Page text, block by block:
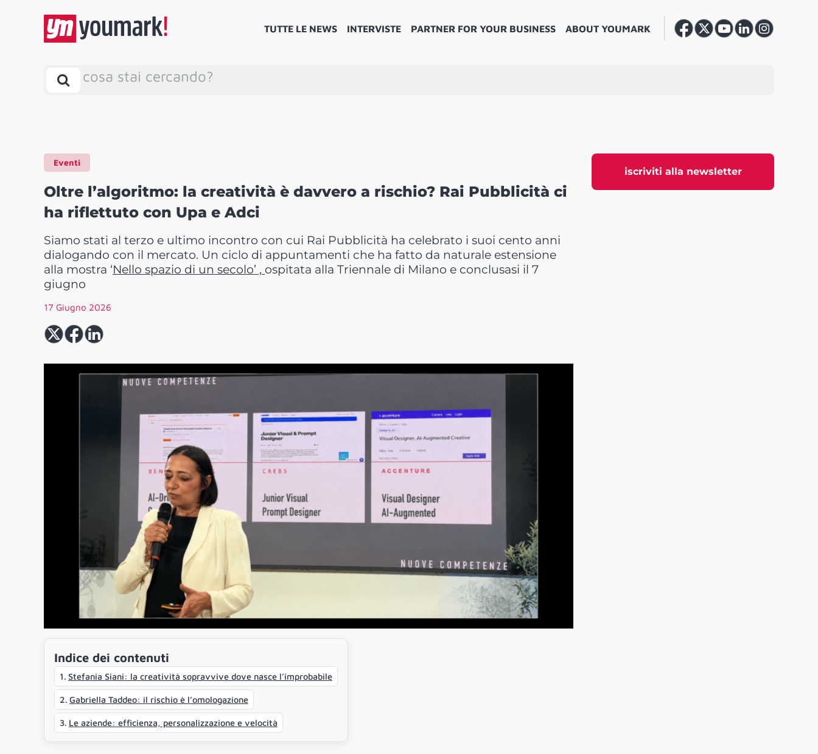
TUTTE LE NEWS INTERVISTE PARTNER FOR YOUR BUSINESS ABOUT YOUMARK
cosa stai cercando?
iscriviti alla newsletter
Eventi
Oltre l’algoritmo: la creatività è davvero a rischio? Rai Pubblicità ci
ha riflettuto con Upa e Adci
Siamo stati al terzo e ultimo incontro con cui Rai Pubblicità ha celebrato i suoi cento anni
dialogando con il mercato. Un ciclo di appuntamenti che ha fatto da naturale estensione
alla mostra ‘Nello spazio di un secolo’ , ospitata alla Triennale di Milano e conclusasi il 7
giugno
17 Giugno 2026
Indice dei contenuti
Stefania Siani: la creatività sopravvive dove nasce l’improbabile
Gabriella Taddeo: il rischio è l’omologazione
Le aziende: efficienza, personalizzazione e velocità